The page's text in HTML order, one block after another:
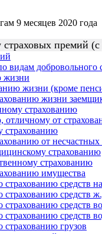
9 месяцев 2020 года
премий (с
добровольного
жизни
жизни (кроме
жизни
страхованию
от
страхованию
от несчастных
страхованию
страхованию
имущества
средств
средств
средств
средств
грузов